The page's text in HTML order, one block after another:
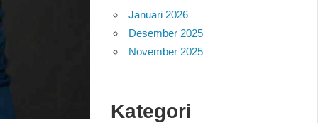
Januari 2026
Desember 2025
November 2025
Kategori